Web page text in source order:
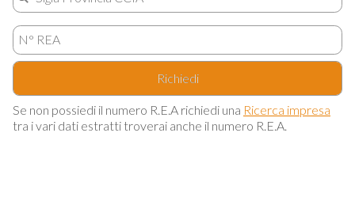
Richiedi
Se non possiedi il numero R.E.A richiedi una Ricerca impresa
tra i vari dati estratti troverai anche il numero R.E.A.